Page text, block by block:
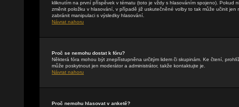
kliknutím na první příspěvek v tématu (toto je vždy s hlasováním spojeno). Pokud
změnit položku v hlasování, v případě již uskutečněné volby to tak může učinit
zabránit manipulaci s výsledky hlasování.
Návrat nahoru
Proč se nemohu dostat k fóru?
Některá fóra mohou být znepřístupněna určitým lidem či skupinám. Ke čtení,
může poskytnout jen moderátor a administrátor, takže kontaktujte je.
Návrat nahoru
Proč nemohu hlasovat v anketě?